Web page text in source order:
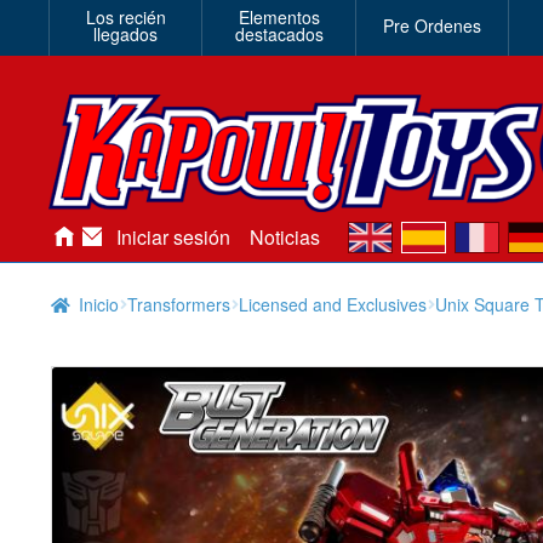
Los recién
llegados
Elementos
destacados Pre Ordenes
Iniciar sesión Noticias en es de
Inicio Transformers Licensed and Exclusives Unix Square